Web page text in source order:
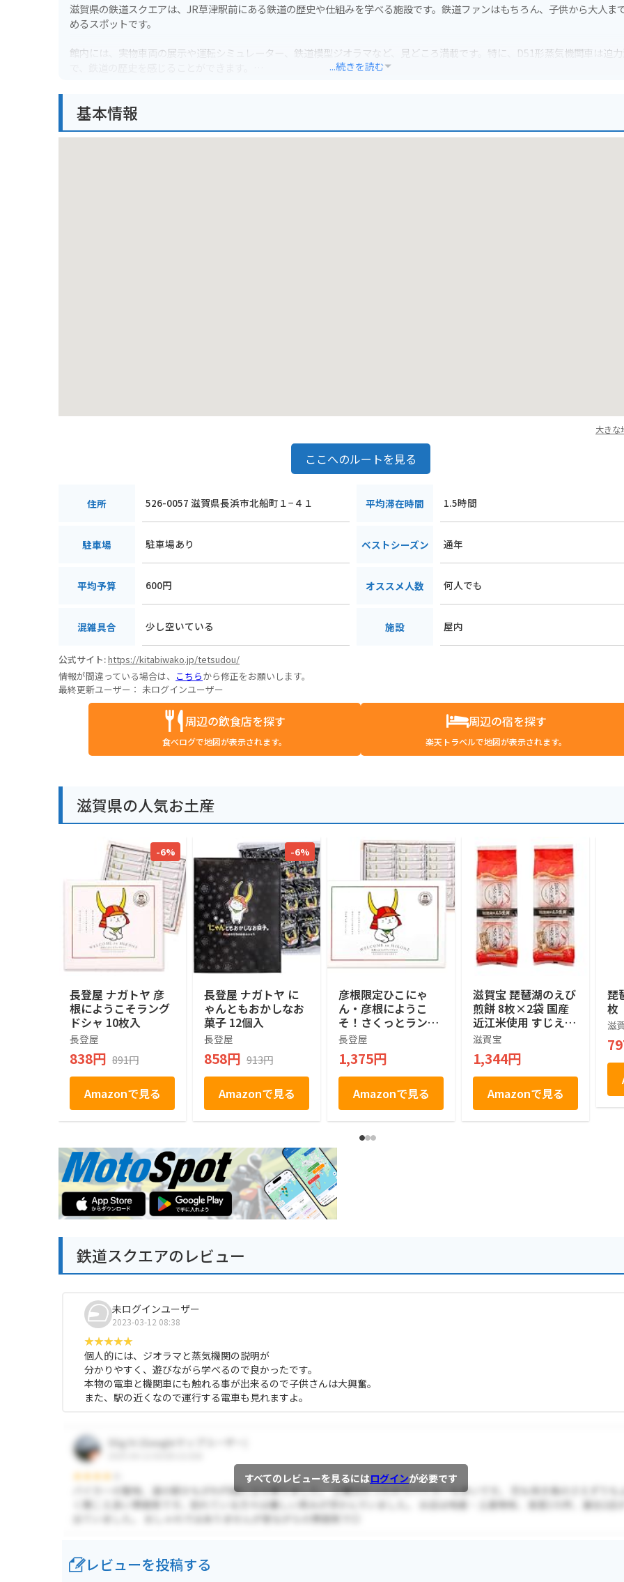
滋賀県の鉄道スクエアは、JR草津駅前にある鉄道の歴史や仕組みを学べる施設です。鉄道ファンはもちろん、子供から大人ま
めるスポットです。
館内には、実物車両の展示や運転シミュレーター、鉄道模型ジオラマなど、見どころ満載です。特に、D51形蒸気機関車は迫
ので、電車でのアクセスも便利です。
...続きを読む
基本情報
大きな
ここへのルートを見る
住所 526-0057 滋賀県長浜市北船町１−４１ 平均滞在時間 1.5時間
駐車場 駐車場あり ベストシーズン 通年
平均予算 600円 オススメ人数 何人でも
混雑具合 少し空いている 施設 屋内
公式サイト:https://kitabiwako.jp/tetsudou/
情報が間違っている場合は、 こちらから修正をお願いします。
最終更新ユーザー： 未ログインユーザー
周辺の飲食店を探す
食べログで地図が表示されます。
周辺の宿を探す
楽天トラベルで地図が表示されます。
滋賀県の人気お土産
-6%
長登屋 ナガトヤ 彦
根にようこそラング
ドシャ 10枚入
長登屋
838円 891円
Amazonで見る
-6%
長登屋 ナガトヤ に
ゃんともおかしなお
菓子 12個入
長登屋
858円 913円
Amazonで見る
彦根限定ひこにゃ
ん・彦根にようこ
そ！さくっとラング
ドシャ（大） 18枚
入
長登屋
1,375円
Amazonで見る
滋賀宝 琵琶湖のえび
煎餅 8枚×2袋 国産
近江米使用 すじえび
おかき おやつ
滋賀宝
1,344円
Amazonで見る
琵
枚
滋
鉄道スクエアのレビュー
未ログインユーザー
2023-03-12 08:38
個人的には、ジオラマと蒸気機関の説明が
分かりやすく、遊びながら学べるので良かったです。
本物の電車と機関車にも触れる事が出来るので子供さんは大興奮。
また、駅の近くなので運行する電車も見れますよ。
すべてのレビューを見るにはログインが必要です
レビューを投稿する